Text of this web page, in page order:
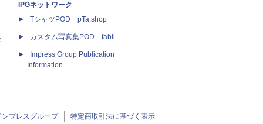
IPGネットワーク
TシャツPOD pTa.shop
カスタム写真集POD fabli
Impress Group Publication
Information
ンプレスグループ 特定商取引法に基づく表示